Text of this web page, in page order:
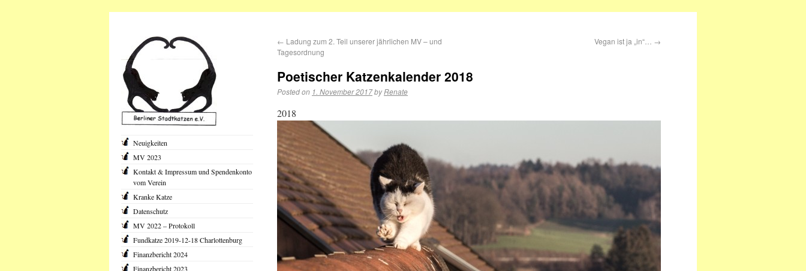
← Ladung zum 2. Teil unserer jährlichen MV – und
Tagesordnung
Vegan ist ja „in“… →
Poetischer Katzenkalender 2018
Posted on 1. November 2017by Renate
2018
Neuigkeiten
MV 2023
Kontakt & Impressum und Spendenkonto
vom Verein
Kranke Katze
Datenschutz
MV 2022 – Protokoll
Fundkatze 2019-12-18 Charlottenburg
Finanzbericht 2024
Finanzbericht 2023